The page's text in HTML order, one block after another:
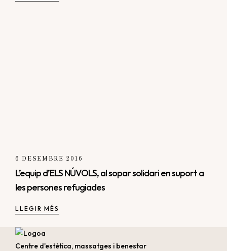
6 DESEMBRE 2016
L’equip d’ELS NÚVOLS, al sopar solidari en suport a
les persones refugiades
LLEGIR MÉS
Centre d'estètica, massatges i benestar